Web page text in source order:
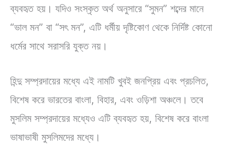
ব্যবহৃত হয়। যদিও সংস্কৃত অর্থ অনুসারে “সুমন” শব্দের মানে
“ভাল মন” বা “সৎ মন”, এটি ধর্মীয় দৃষ্টিকোণ থেকে নির্দিষ্ট কোনো
ধর্মের সাথে সরাসরি যুক্ত নয়।
হিন্দু সম্প্রদায়ের মধ্যে এই নামটি খুবই জনপ্রিয় এবং প্রচলিত,
বিশেষ করে ভারতের বাংলা, বিহার, এবং ওড়িশা অঞ্চলে। তবে
মুসলিম সম্প্রদায়ের মধ্যেও এটি ব্যবহৃত হয়, বিশেষ করে বাংলা
ভাষাভাষী মুসলিমদের মধ্যে।